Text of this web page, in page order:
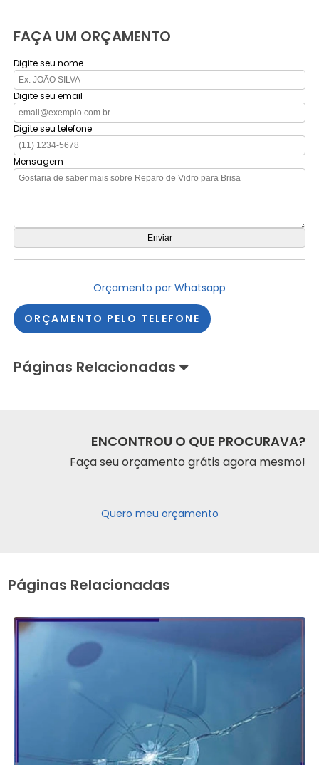
FAÇA UM ORÇAMENTO
Digite seu nome
Digite seu email
Digite seu telefone
Mensagem
Orçamento por Whatsapp
ORÇAMENTO PELO TELEFONE
Páginas Relacionadas
ENCONTROU O QUE PROCURAVA?
Faça seu orçamento grátis agora mesmo!
Quero meu orçamento
Páginas Relacionadas